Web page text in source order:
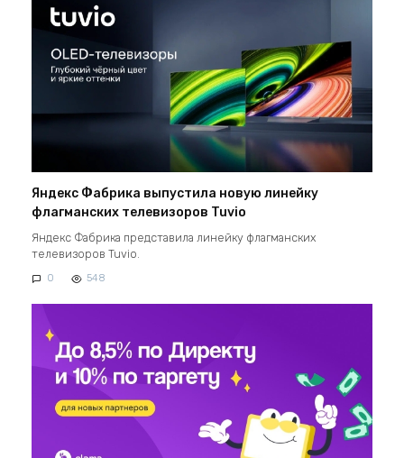
Яндекс Фабрика выпустила новую линейку
флагманских телевизоров Tuvio
Яндекс Фабрика представила линейку флагманских
телевизоров Tuvio.
0 548